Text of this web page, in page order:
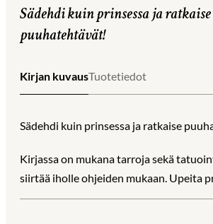
Sädehdi kuin prinsessa ja ratkaise
puuhatehtävät!
Kirjan kuvausTuotetiedot
Sädehdi kuin prinsessa ja ratkaise
Kirjassa on mukana tarroja sekä
siirtää iholle ohjeiden mukaan. Upeita